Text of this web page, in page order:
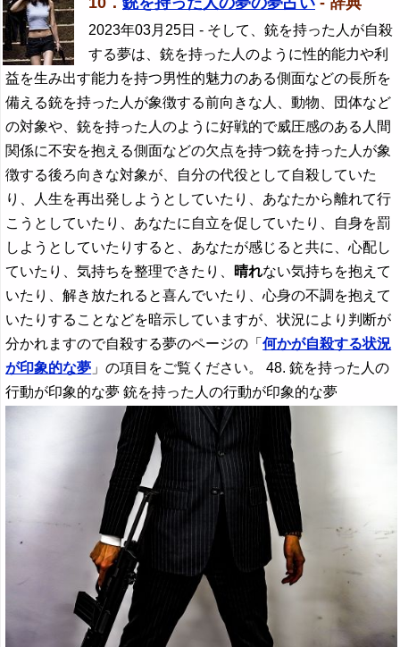
2023年03月25日 - そして、銃を持った人が自殺
する夢は、銃を持った人のように性的能力や利
益を生み出す能力を持つ男性的魅力のある側面などの長所を
備える銃を持った人が象徴する前向きな人、動物、団体など
の対象や、銃を持った人のように好戦的で威圧感のある人間
関係に不安を抱える側面などの欠点を持つ銃を持った人が象
徴する後ろ向きな対象が、自分の代役として自殺していた
り、人生を再出発しようとしていたり、あなたから離れて行
こうとしていたり、あなたに自立を促していたり、自身を罰
しようとしていたりすると、あなたが感じると共に、心配し
ていたり、気持ちを整理できたり、
晴れない気持ちを抱えて
いたり、解き放たれると喜んでいたり、心身の不調を抱えて
いたりすることなどを暗示していますが、状況により判断が
分かれますので自殺する夢のページの「何かが自殺する状況
が印象的な夢 」の項目をご覧ください。 48. 銃を持った人の
行動が印象的な夢 銃を持った人の行動が印象的な夢